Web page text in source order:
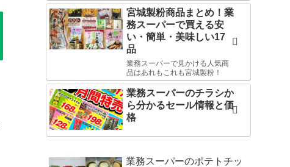
宮城製粉商品まとめ！業
務スーパーで買える安
い・簡単・美味しい17
品
業務スーパーで見かける人気商
品はあれもこれも宮城製粉！
業務スーパーのチラシか
ら分かるセール情報と価
格
業務スーパーのポテトチッ